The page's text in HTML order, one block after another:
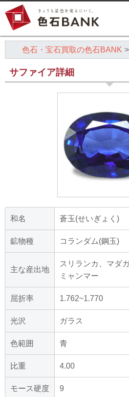
色石・宝石買取の色石BANK
サファイア詳細
和名 蒼玉(せいぎょく)
鉱物種 コランダム(鋼玉)
主な産出地
スリランカ、マダ
ミャンマー
屈折率 1.762~1.770
光沢 ガラス
色範囲 青
比重 4.00
モース硬度 9